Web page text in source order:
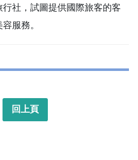
社，試圖提供國際旅客的客
服務。
回上頁